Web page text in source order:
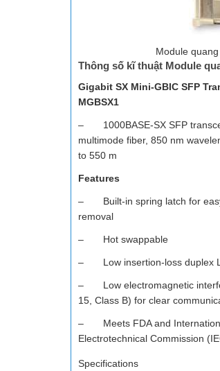
Module
Thông số kĩ thuật Module
Gigabit SX Mini-GBIC SFP
MGBSX1
– 1000BASE-SX SFP
multimode fiber, 850 nm
to 550 m
Features
– Built-in spring latch for
removal
– Hot swappable
– Low insertion-loss duplex
– Low electromagnetic
15, Class B) for clear
– Meets FDA and
Electrotechnical Commission
Specifications